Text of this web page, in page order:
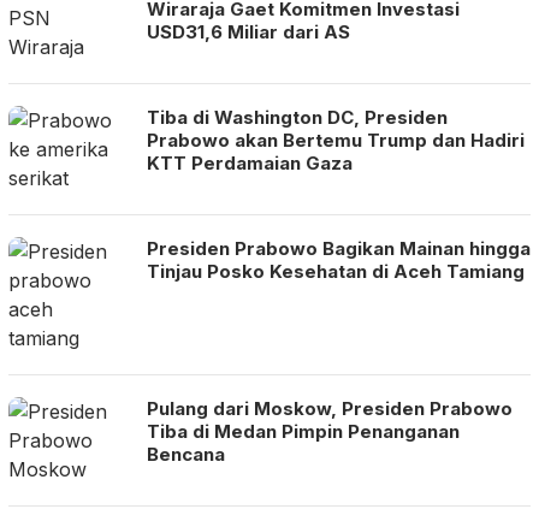
Wiraraja Gaet Komitmen Investasi
USD31,6 Miliar dari AS
Tiba di Washington DC, Presiden
Prabowo akan Bertemu Trump dan Hadiri
KTT Perdamaian Gaza
Presiden Prabowo Bagikan Mainan hingga
Tinjau Posko Kesehatan di Aceh Tamiang
Pulang dari Moskow, Presiden Prabowo
Tiba di Medan Pimpin Penanganan
Bencana